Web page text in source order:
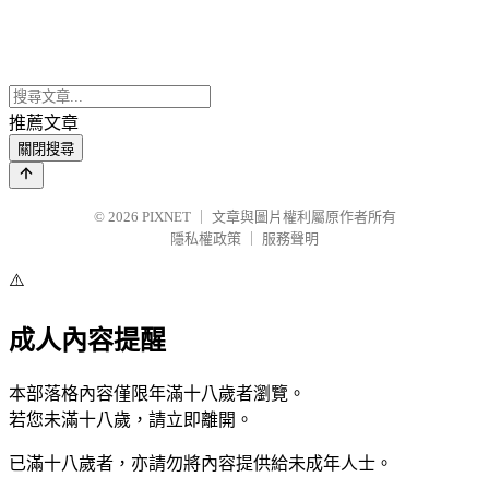
推薦文章
關閉搜尋
© 2026 PIXNET
文章與圖片權利屬原作者所有
隱私權政策
服務聲明
⚠️
成人內容提醒
本部落格內容僅限年滿十八歲者瀏覽。
若您未滿十八歲，請立即離開。
已滿十八歲者，亦請勿將內容提供給未成年人士。